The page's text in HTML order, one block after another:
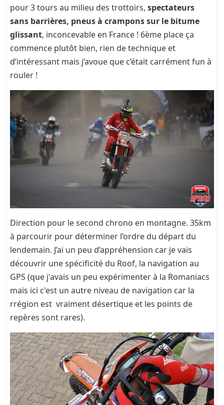
pour 3 tours au milieu des trottoirs, spectateurs
sans barrières, pneus à crampons sur le bitume
glissant, inconcevable en France ! 6ème place ça
commence plutôt bien, rien de technique et
d’intéressant mais j’avoue que c’était carrément fun à
rouler !
Direction pour le second chrono en montagne. 35km
à parcourir pour déterminer l’ordre du départ du
lendemain. J’ai un peu d’appréhension car je vais
découvrir une spécificité du Roof, la navigation au
GPS (que j'avais un peu expérimenter à la Romaniacs
mais ici c'est un autre niveau de navigation car la
rrégion est vraiment désertique et les points de
repères sont rares).